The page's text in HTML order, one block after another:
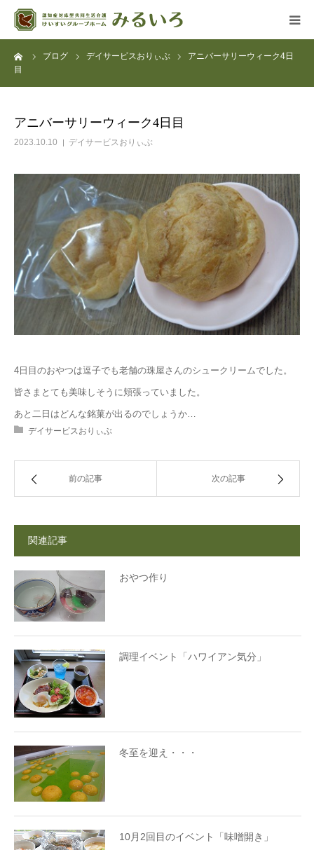
ブログ デイサービスおりぃぶ
アニバーサリーウィーク4日
目
アニバーサリーウィーク4日目
2023.10.10 デイサービスおりぃぶ
4日目のおやつは逗子でも老舗の珠屋さんのシュークリームでした。
皆さまとても美味しそうに頬張っていました。
あと二日はどんな銘菓が出るのでしょうか…
デイサービスおりぃぶ
前の記事 次の記事
関連記事
おやつ作り
調理イベント「ハワイアン気分」
冬至を迎え・・・
10月2回目のイベント「味噌開き」
グループホーム
アクセス
よくある質問
法人概要